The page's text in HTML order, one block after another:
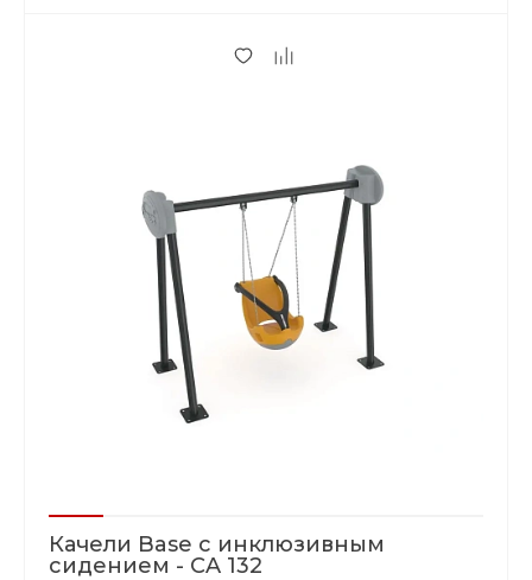
Качели Base с инклюзивным
сидением - CA 132